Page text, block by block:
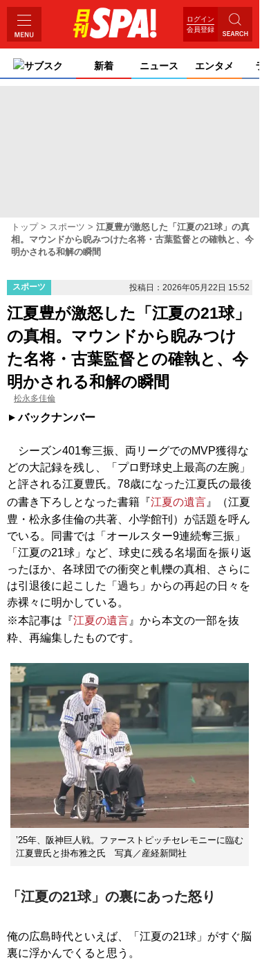
ログイン
会員登録
サブスク 新着 ニュース エンタメ
トップ スポーツ
江夏豊が激怒した「江夏の21球」の真
相。マウンドから睨みつけた名将・古葉監督との確執と、今
明かされる和解の瞬間
スポーツ 投稿日：2026年05月22日 15:52
江夏豊が激怒した「江夏の21球」
の真相。マウンドから睨みつけ
た名将・古葉監督との確執と、今
明かされる和解の瞬間
松永多佳倫
バックナンバー
シーズン401奪三振、両リーグでのMVP獲得な
どの大記録を残し、「プロ野球史上最高の左腕」
と評される江夏豊氏。78歳になった江夏氏の最後
の書き下ろしとなった書籍『江夏の遺言 』（江夏
豊・松永多佳倫の共著、小学館刊）が話題を呼ん
でいる。同書では「オールスター9連続奪三振」
「江夏の21球」など、球史に残る名場面を振り返
ったほか、各球団での衝突と軋轢の真相、さらに
は引退後に起こした「過ち」からの再起の日々を
赤裸々に明かしている。
※本記事は『江夏の遺言 』から本文の一部を抜
粋、再編集したものです。
’25年、阪神巨人戦。ファーストピッチセレモニーに臨む
江夏豊氏と掛布雅之氏 写真／産経新聞社
「江夏の21球」の裏にあった怒り
俺の広島時代といえば、「江夏の21球」がすぐ脳
裏に浮かんでくると思う。